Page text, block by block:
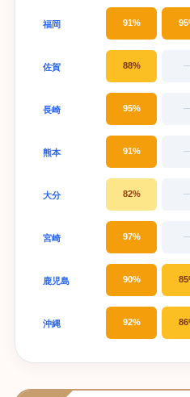
福岡 91%
佐賀 88%
長崎 95%
熊本 91%
大分 82%
宮崎 97%
鹿児島 90%
沖縄 92%